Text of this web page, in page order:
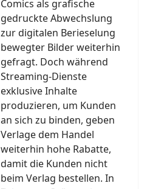
Comics als grafische
gedruckte Abwechslung
zur digitalen Berieselung
bewegter Bilder weiterhin
gefragt. Doch während
Streaming-Dienste
exklusive Inhalte
produzieren, um Kunden
an sich zu binden, geben
Verlage dem Handel
weiterhin hohe Rabatte,
damit die Kunden nicht
beim Verlag bestellen. In